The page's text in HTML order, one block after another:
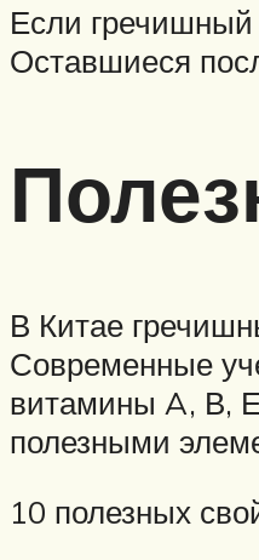
Если гречишный
Оставшиеся
В Китае
Современные
витамины A, В,
полезными
10 полезных